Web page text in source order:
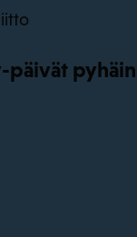
päivät